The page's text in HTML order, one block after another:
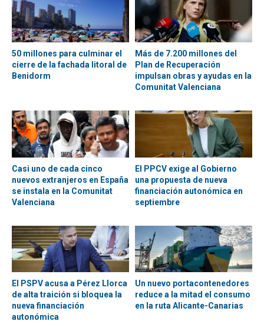
50 millones para culminar el
cierre de la fachada litoral de
Benidorm
Más de 7.200 millones del
Plan de Recuperación
impulsan obras y ayudas en la
Comunitat Valenciana
Casi uno de cada cinco
nuevos extranjeros en España
se instala en la Comunitat
Valenciana
El PPCV exige al Gobierno
una propuesta de nueva
financiación autonómica en
septiembre
El PSPV acusa a Pérez Llorca
de alta traición si bloquea la
nueva financiación
autonómica
Un nuevo portacontenedores
reduce a la mitad el consumo
en la ruta Alicante-Canarias